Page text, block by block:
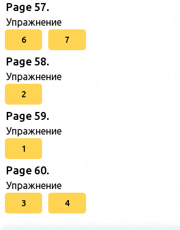
Page 57.
Упражнение
6 7
Page 58.
Упражнение
2
Page 59.
Упражнение
1
Page 60.
Упражнение
3 4